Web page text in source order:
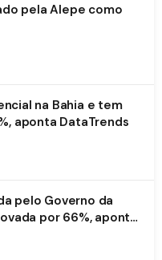
pela Alepe como
na Bahia e tem
aponta DataTrends
pelo Governo da
por 66%, aponta